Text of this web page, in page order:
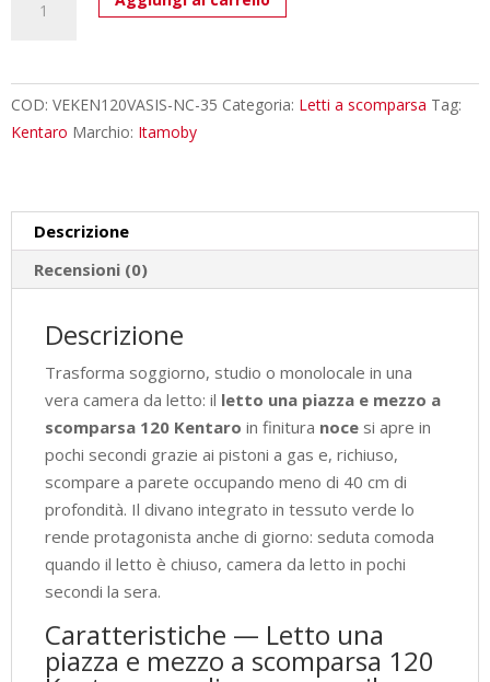
mezzo
a
Kentaro
con
divano
e
pensile
noce,
verde
L.133,6
P.105,2
H.250,5
(aperto
P.215
quantità
COD: VEKEN120VASIS-NC-35 Categoria: Letti a scomparsa Tag:
Kentaro Marchio: Itamoby
Descrizione
Recensioni (0)
Descrizione
Trasforma soggiorno, studio o monolocale in una
vera camera da letto: il letto una piazza e mezzo a
scomparsa 120 Kentaro in finitura noce si apre in
pochi secondi grazie ai pistoni a gas e, richiuso,
scompare a parete occupando meno di 40 cm di
profondità. Il divano integrato in tessuto verde lo
rende protagonista anche di giorno: seduta comoda
quando il letto è chiuso, camera da letto in pochi
secondi la sera.
Caratteristiche — Letto una
piazza e mezzo a scomparsa 120